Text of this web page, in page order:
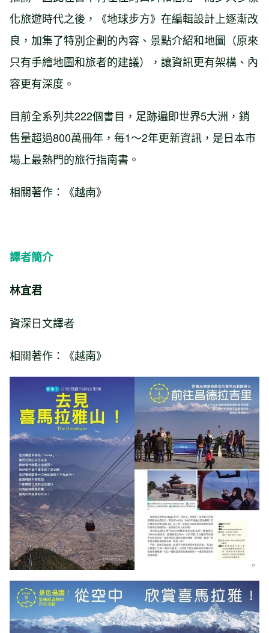
化旅遊時代之後，《地球步方》在編輯設計上逐漸改
良，加集了特別企劃的內容、景點介紹和地圖（原來
只有手繪地圖和旅者的建議），讓資訊更有架構、內
容更有深度。
目前全系列共222個書目，足跡遍即世界5大洲，銷
售量超過800萬冊∕年，每1～2年更新資訊，是日本市
場上最熱門的旅行指南書。
相關著作：《越南》
譯者簡介
林宜君
資深日文譯者
相關著作：《越南》